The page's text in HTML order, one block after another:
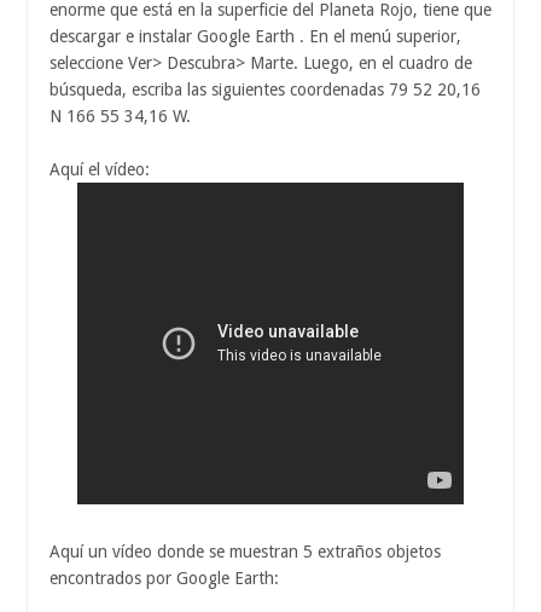
enorme que está en la superficie del Planeta Rojo, tiene que
descargar e instalar Google Earth . En el menú superior,
seleccione Ver> Descubra> Marte. Luego, en el cuadro de
búsqueda, escriba las siguientes coordenadas 79 52 20,16
N 166 55 34,16 W.
Aquí el vídeo:
Aquí un vídeo donde se muestran 5 extraños objetos
encontrados por Google Earth: